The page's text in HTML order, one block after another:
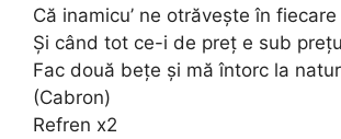
Că inamicu’ ne otrăvește în fiecare
Și când tot ce-i de preț e sub
Fac două bețe și mă întorc la
(Cabron)
Refren x2